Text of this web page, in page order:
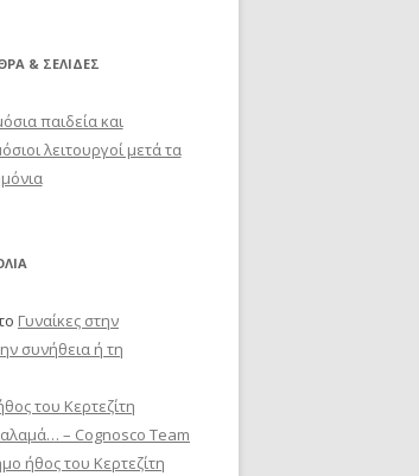
& ΣΕΛΊΔΕΣ
παιδεία και
λειτουργοί μετά τα
Γυναίκες στην
συνήθεια ή τη
του Κερτεζίτη
– Cognosco Team
ήθος του Κερτεζίτη